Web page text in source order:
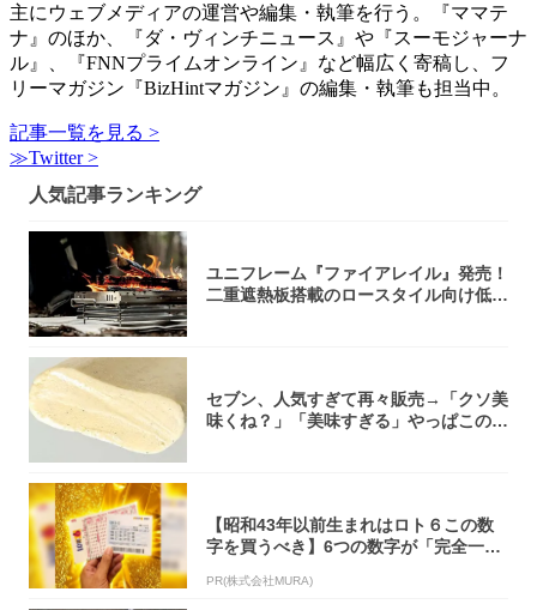
主にウェブメディアの運営や編集・執筆を行う。『ママテ
ナ』のほか、『ダ・ヴィンチニュース』や『スーモジャーナ
ル』、『FNNプライムオンライン』など幅広く寄稿し、フ
リーマガジン『BizHintマガジン』の編集・執筆も担当中。
記事一覧を見る >
≫Twitter >
人気記事ランキング
ユニフレーム『ファイアレイル』発売！
二重遮熱板搭載のロースタイル向け低型
セブン、人気すぎて再々販売→「クソ美
味くね？」「美味すぎる」やっぱこのク
【昭和43年以前生まれはロト６この数
字を買うべき】6つの数字が「完全一
PR(株式会社MURA)